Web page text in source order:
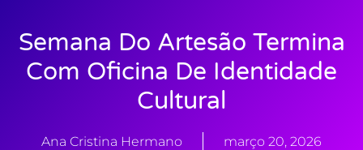
Semana Do Artesão Termina
Com Oficina De Identidade
Cultural
Ana Cristina Hermano março 20, 2026